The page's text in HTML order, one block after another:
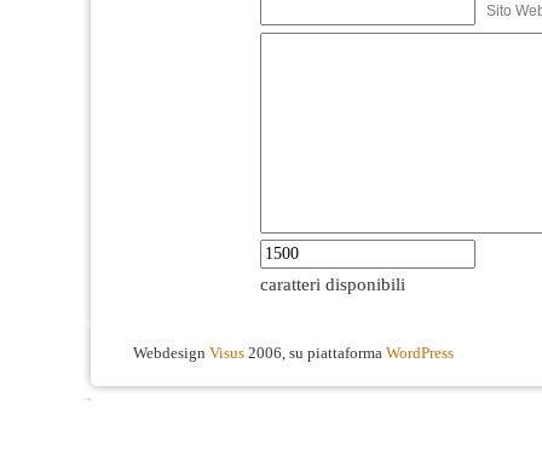
Sito
caratteri disponibili
Webdesign Visus 2006, su piattaforma WordPress